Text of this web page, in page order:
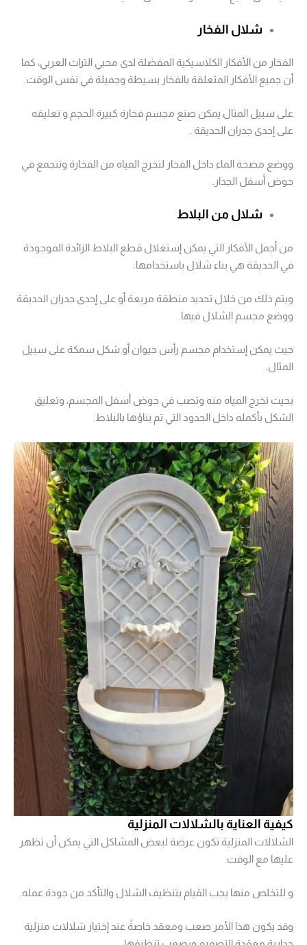
شلال الفخار
الفخار من الأفكار الكلاسيكية المفضلة لدى محبي التراث العربي، كما
أن جميع الأفكار المتعلقة بالفخار بسيطة وجميلة في نفس الوقت.
على سبيل المثال يمكن صنع مجسم فخارة كبيرة الحجم و تعليقه
على إحدى جدران الحديقة .
ووضع مضخة الماء داخل الفخار لتخرج المياه من الفخارة وتتجمع في
حوض أسفل الجدار.
شلال من البلاط
من أجمل الأفكار التي يمكن إستغلال قطع البلاط الزائدة الموجودة
في الحديقة هي بناء شلال باستخدامها.
ويتم ذلك من خلال تحديد منطقة مربعة أو على إحدى جدران الحديقة
ووضع مجسم الشلال فيها.
حيث يمكن إستخدام مجسم رأس حيوان أو شكل سمكة على سبيل
المثال.
بحيث تخرج المياه منه وتصب في حوض أسفل المجسم، وتعليق
الشكل بأكمله داخل الحدود التي تم بناؤها بالبلاط.
كيفية العناية بالشلالات المنزلية
الشلالات المنزلية تكون عرضة لبعض المشاكل التي يمكن أن تظهر
عليها مع الوقت.
و للتخلص منها يجب القيام بتنظيف الشلال والتأكد من جودة عمله.
وقد يكون هذا الأمر صعب ومعقد خاصةً عند إختيار شلالات منزلية